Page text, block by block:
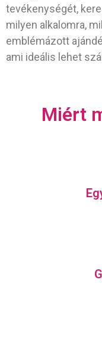
tevékenységét,
milyen alkalomra,
emblémázott
ami ideális lehet
Miért